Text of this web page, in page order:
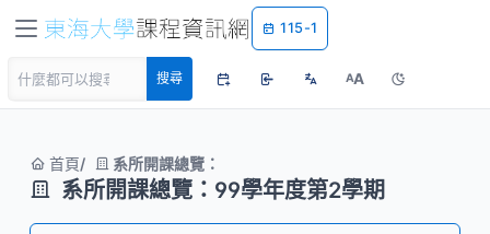
115-1
搜尋 AA
首頁 系所開課總覽：
系所開課總覽：99學年度第2學期